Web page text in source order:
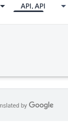
API، API